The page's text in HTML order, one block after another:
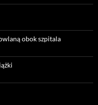
obok szpitala